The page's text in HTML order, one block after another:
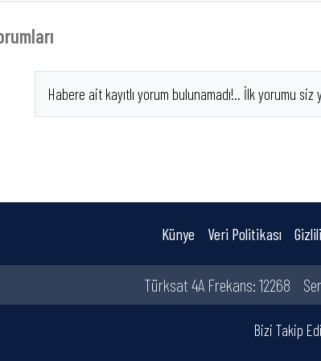
Habere ait kayıtlı yorum bulunamadı!.. İlk yorumu
Künye Veri Politikası
Türksat 4A Frekans: 12268
Bizi Takip